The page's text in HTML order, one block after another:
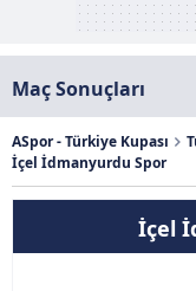
Maç Sonuçları
ASpor - Türkiye Kupası
İçel İdmanyurdu Spor
İçel